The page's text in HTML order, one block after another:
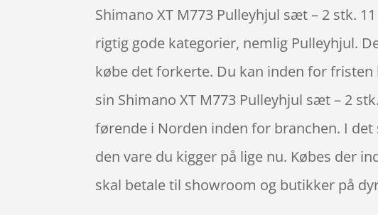
Shimano XT M773 Pulleyhjul sæt – 2 stk.
rigtig gode kategorier, nemlig Pulleyhjul.
købe det forkerte. Du kan inden for
sin Shimano XT M773 Pulleyhjul sæt – 2
førende i Norden inden for branchen. I
den vare du kigger på lige nu. Købes der
skal betale til showroom og butikker på